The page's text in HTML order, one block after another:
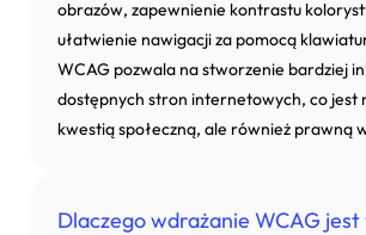
obrazów, zapewnienie kontrastu
ułatwienie nawigacji za pomocą
WCAG pozwala na stworzenie bardziej
dostępnych stron internetowych, co jest
kwestią społeczną, ale również prawną
Dlaczego wdrażanie WCAG jest